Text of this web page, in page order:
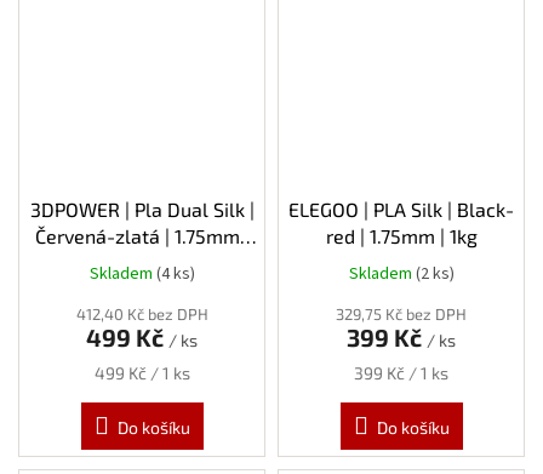
3DPOWER | Pla Dual Silk |
Červená-zlatá | 1.75mm |
1kg
Skladem (4 ks)
412,40 Kč bez DPH
499 Kč / ks
Měrná
499 Kč / 1 ks
Do košíku
ELEGOO | PLA Silk | Black-
red | 1.75mm | 1kg
Skladem (2 ks)
329,75 Kč bez DPH
399 Kč / ks
Měrná
399 Kč / 1 ks
Do košíku